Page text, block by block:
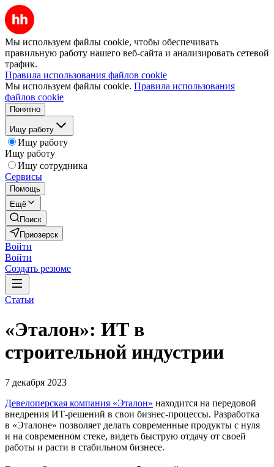
Мы используем файлы cookie, чтобы обеспечивать
правильную работу нашего веб-сайта и анализировать сетевой
трафик.
Правила использования файлов cookie
Мы используем файлы cookie. Правила использования
файлов cookie
Понятно
Ищу работу
Ищу работу
Ищу работу
Ищу сотрудника
Сервисы
Помощь
Ещё
Поиск
Приозерск
Войти
Войти
Создать резюме
Статьи
«Эталон»: ИТ в
строительной индустрии
7 декабря 2023
Девелоперская компания «Эталон» находится на передовой
внедрения ИТ-решений в свои бизнес-процессы. Разработка
в «Эталоне» позволяет делать современные продукты с нуля
и на современном стеке, видеть быструю отдачу от своей
работы и расти в стабильном бизнесе.